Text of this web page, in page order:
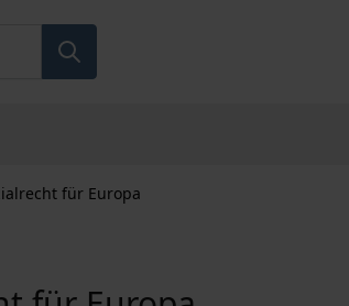
für Europa